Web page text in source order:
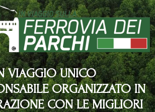
VIAGGIO UNICO
ORGANIZZATO IN
CON LE MIGLIORI